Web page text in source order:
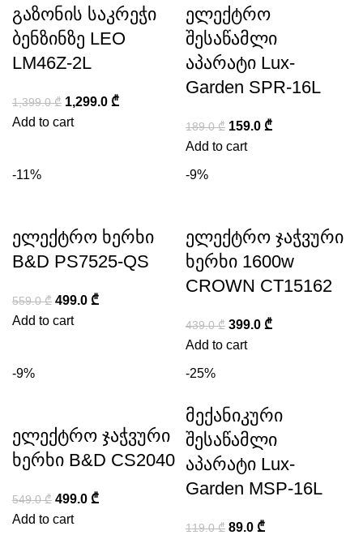
გაზონის საკრეჭი
ბენზინზე LEO
LM46Z-2L
1,399.0₾ 1,299.0 ₾
Add to cart
ელექტრო
შესაწამლი
აპარატი Lux-
Garden SPR-16L
189.0₾ 159.0 ₾
Add to cart
-11%
ელექტრო ხერხი
B&D PS7525-QS
559.0₾ 499.0 ₾
Add to cart
-9%
ელექტრო ჯაჭვური
ხერხი 1600w
CROWN CT15162
439.0₾ 399.0 ₾
Add to cart
-9%
ელექტრო ჯაჭვური
ხერხი B&D CS2040
549.0₾ 499.0 ₾
Add to cart
-25%
მექანიკური
შესაწამლი
აპარატი Lux-
Garden MSP-16L
119.0₾ 89.0 ₾